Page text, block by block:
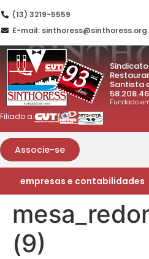
(13) 3219-5559
E-mail:
Santista
Fundado
Filiado a:
Associe-se
empresas e contabilidades
(9)